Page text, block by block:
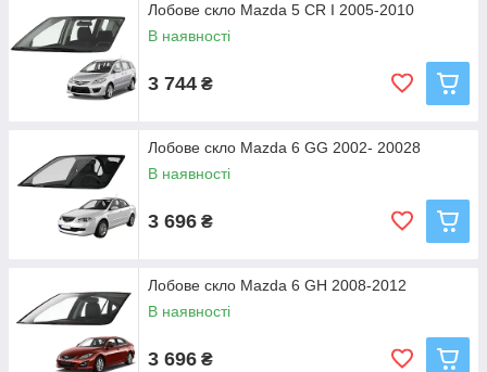
Лобове скло Mazda 5 CR I 2005-2010
В наявності
3 744 ₴
Лобове скло Mazda 6 GG 2002- 20028
В наявності
3 696 ₴
Лобове скло Mazda 6 GH 2008-2012
В наявності
3 696 ₴